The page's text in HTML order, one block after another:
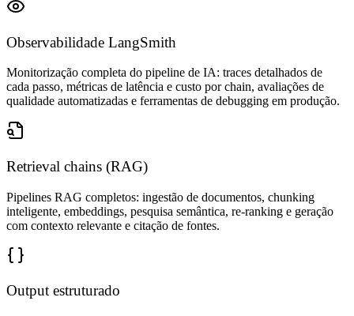
Observabilidade LangSmith
Monitorização completa do pipeline de IA: traces detalhados de
cada passo, métricas de latência e custo por chain, avaliações de
qualidade automatizadas e ferramentas de debugging em produção.
Retrieval chains (RAG)
Pipelines RAG completos: ingestão de documentos, chunking
inteligente, embeddings, pesquisa semântica, re-ranking e geração
com contexto relevante e citação de fontes.
Output estruturado